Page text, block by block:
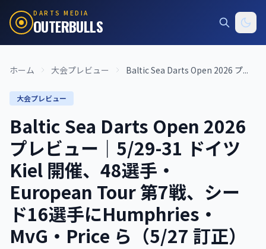
DARTS MEDIA
OUTERBULLS
ホーム 大会プレビュー Baltic Sea Darts Open 2026 プ...
大会プレビュー
Baltic Sea Darts Open 2026
プレビュー｜5/29-31 ドイツ
Kiel 開催、48選手・
European Tour 第7戦、シー
ド16選手にHumphries・
MvG・Price ら（5/27 訂正）